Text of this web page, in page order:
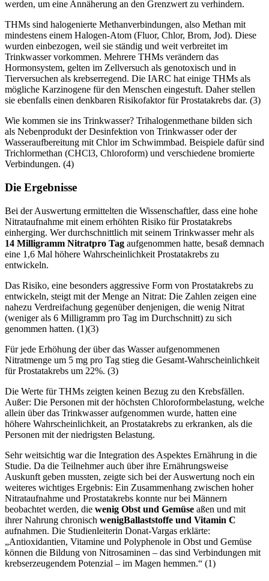
werden, um eine Annäherung an den Grenzwert zu verhindern.
THMs sind halogenierte Methanverbindungen, also Methan mit
mindestens einem Halogen-Atom (Fluor, Chlor, Brom, Jod). Diese
wurden einbezogen, weil sie ständig und weit verbreitet im
Trinkwasser vorkommen. Mehrere THMs verändern das
Hormonsystem, gelten im Zellversuch als genotoxisch und in
Tierversuchen als krebserregend. Die IARC hat einige THMs als
mögliche Karzinogene für den Menschen eingestuft. Daher stellen
sie ebenfalls einen denkbaren Risikofaktor für Prostatakrebs dar. (3)
Wie kommen sie ins Trinkwasser? Trihalogenmethane bilden sich
als Nebenprodukt der Desinfektion von Trinkwasser oder der
Wasseraufbereitung mit Chlor im Schwimmbad. Beispiele dafür sind
Trichlormethan (CHCl3, Chloroform) und verschiedene bromierte
Verbindungen. (4)
Die Ergebnisse
Bei der Auswertung ermittelten die Wissenschaftler, dass eine hohe
Nitrataufnahme mit einem erhöhten Risiko für Prostatakrebs
einherging. Wer durchschnittlich mit seinem Trinkwasser mehr als
14 Milligramm Nitratpro Tag aufgenommen hatte, besaß demnach
eine 1,6 Mal höhere Wahrscheinlichkeit Prostatakrebs zu
entwickeln.
Das Risiko, eine besonders aggressive Form von Prostatakrebs zu
entwickeln, steigt mit der Menge an Nitrat: Die Zahlen zeigen eine
nahezu Verdreifachung gegenüber denjenigen, die wenig Nitrat
(weniger als 6 Milligramm pro Tag im Durchschnitt) zu sich
genommen hatten. (1)(3)
Für jede Erhöhung der über das Wasser aufgenommenen
Nitratmenge um 5 mg pro Tag stieg die Gesamt-Wahrscheinlichkeit
für Prostatakrebs um 22%. (3)
Die Werte für THMs zeigten keinen Bezug zu den Krebsfällen.
Außer: Die Personen mit der höchsten Chloroformbelastung, welche
allein über das Trinkwasser aufgenommen wurde, hatten eine
höhere Wahrscheinlichkeit, an Prostatakrebs zu erkranken, als die
Personen mit der niedrigsten Belastung.
Sehr weitsichtig war die Integration des Aspektes Ernährung in die
Studie. Da die Teilnehmer auch über ihre Ernährungsweise
Auskunft geben mussten, zeigte sich bei der Auswertung noch ein
weiteres wichtiges Ergebnis: Ein Zusammenhang zwischen hoher
Nitrataufnahme und Prostatakrebs konnte nur bei Männern
beobachtet werden, die wenig Obst und Gemüse aßen und mit
ihrer Nahrung chronisch wenigBallaststoffe und Vitamin C
aufnahmen. Die Studienleiterin Donat-Vargas erklärte:
„Antioxidantien, Vitamine und Polyphenole in Obst und Gemüse
können die Bildung von Nitrosaminen – das sind Verbindungen mit
krebserzeugendem Potenzial – im Magen hemmen.“ (1)